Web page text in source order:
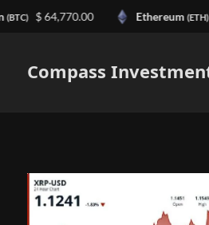
Compass
(BTC) $ 64,770.00 Ethereum (ETH)